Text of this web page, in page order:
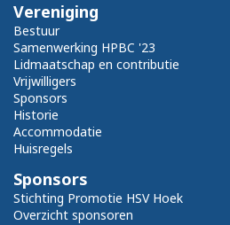
Vereniging
Bestuur
Samenwerking HPBC '23
Lidmaatschap en contributie
Vrijwilligers
Sponsors
Historie
Accommodatie
Huisregels
Sponsors
Stichting Promotie HSV Hoek
Overzicht sponsoren